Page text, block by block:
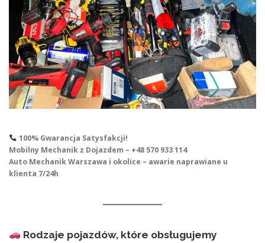
100% Gwarancja Satysfakcji!
Mobilny Mechanik z Dojazdem – +48 570 933 114
Auto Mechanik Warszawa i okolice – awarie naprawiane u
klienta 7/24h
Rodzaje pojazdów, które obsługujemy